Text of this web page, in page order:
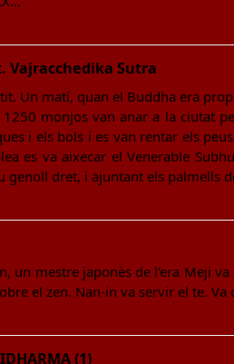
Vajracchedika Sutra
Un matí, quan el Buddha era
1250 monjos van anar a la ciutat
i els bols i es van rentar els
es va aixecar el Venerable
genoll dret, i ajuntant els palmells
un mestre japonès de l'era Meji
el zen. Nan-in va servir el te.
(1)